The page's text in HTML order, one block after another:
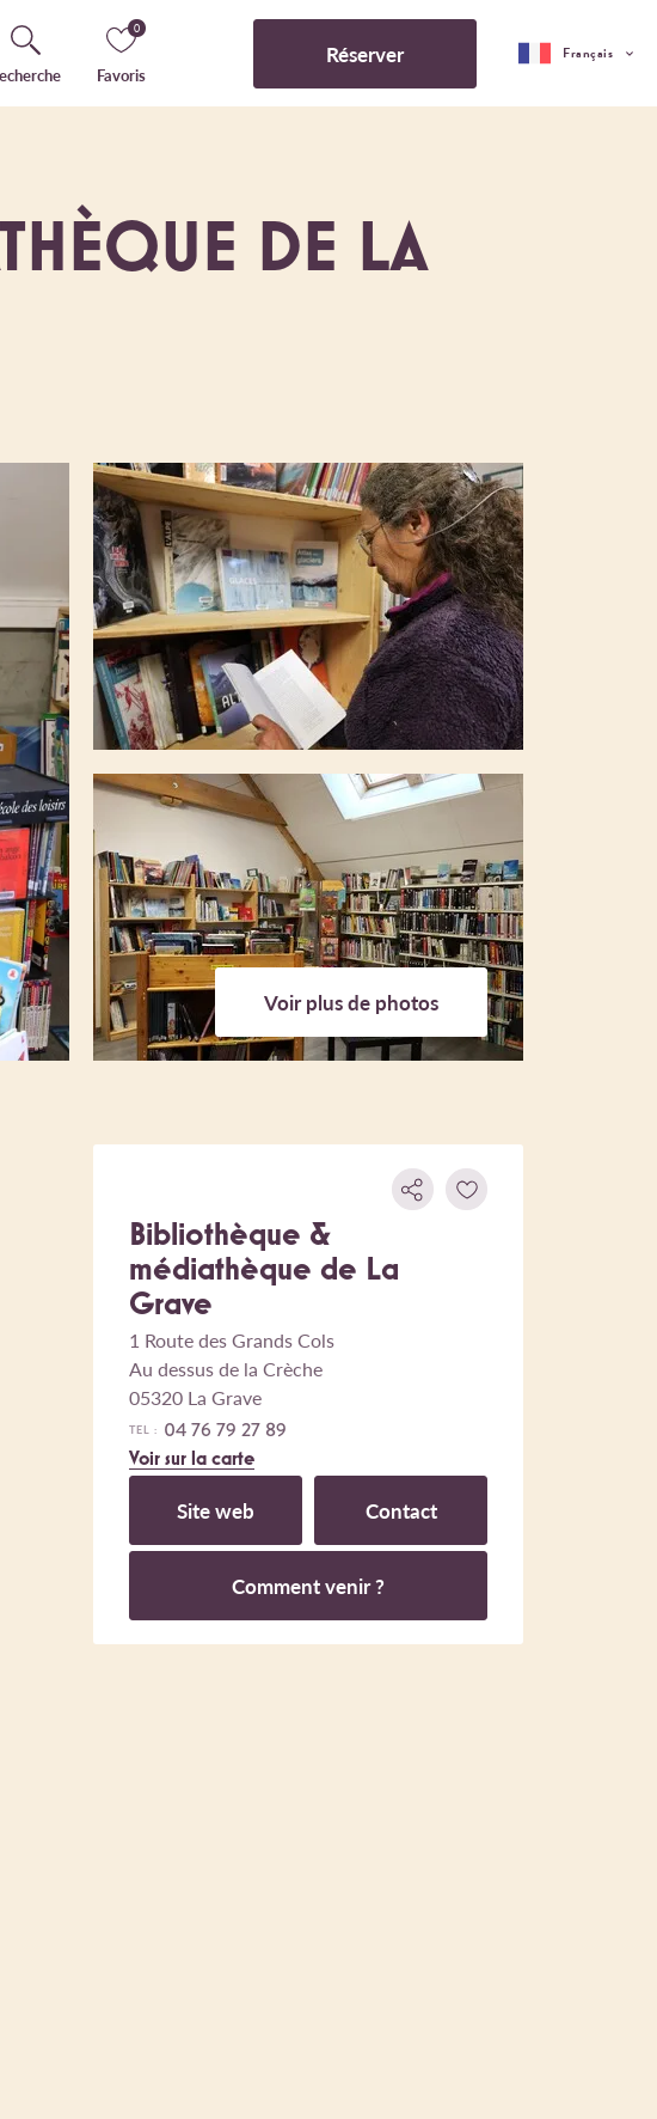
0
Favoris
Réserver Français
DE LA
Voir plus de photos
Bibliothèque &
médiathèque de La
Grave
1 Route des Grands Cols
Au dessus de la Crèche
05320 La Grave
TEL : 04 76 79 27 89
Voir sur la carte
Site web Contact
Comment venir ?